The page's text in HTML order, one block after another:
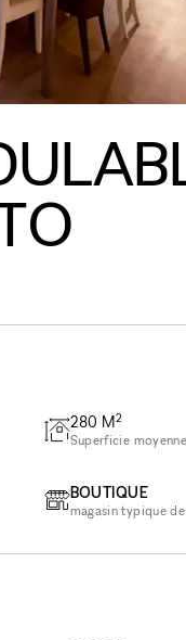
280 M2
Superficie
BOUTIQUE
magasin typique